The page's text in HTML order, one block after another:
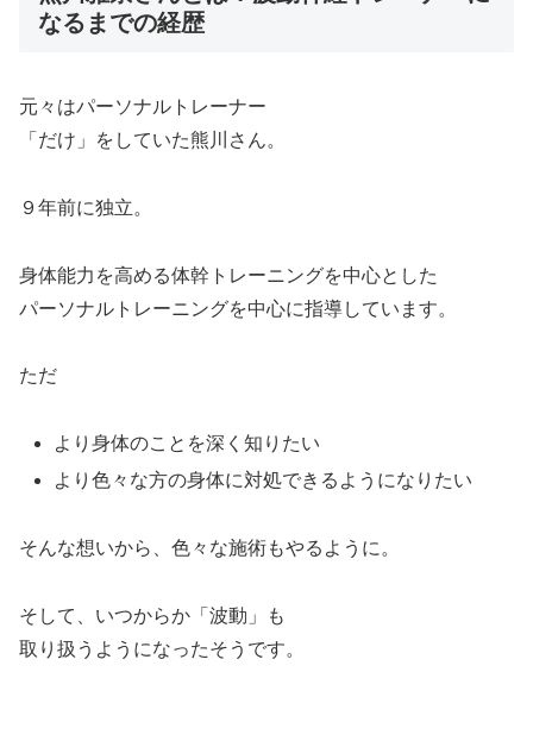
なるまでの経歴
元々はパーソナルトレーナー
「だけ」をしていた熊川さん。
９年前に独立。
身体能力を高める体幹トレーニングを中心とした
パーソナルトレーニングを中心に指導しています。
ただ
より身体のことを深く知りたい
より色々な方の身体に対処できるようになりたい
そんな想いから、色々な施術もやるように。
そして、いつからか「波動」も
取り扱うようになったそうです。